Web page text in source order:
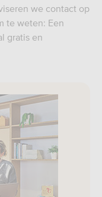
we contact op
te weten: Een
gratis en